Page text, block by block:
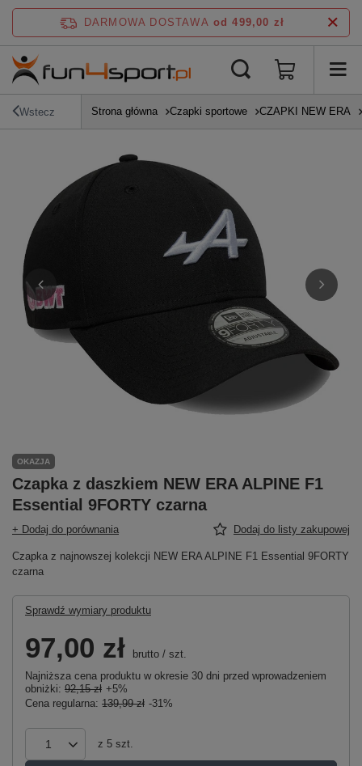
DARMOWA DOSTAWA od 499,00 zł
Wstecz Strona główna Czapki sportowe CZAPKI NEW ERA
OKAZJA
Czapka z daszkiem NEW ERA ALPINE F1
Essential 9FORTY czarna
+ Dodaj do porównania Dodaj do listy zakupowej
Czapka z najnowszej kolekcji NEW ERA ALPINE F1 Essential 9FORTY
czarna
Sprawdź wymiary produktu
97,00 zł brutto / szt.
Najniższa cena produktu w okresie 30 dni przed wprowadzeniem
obniżki: 92,15 zł +5%
Cena regularna: 139,99 zł -31%
z 5 szt.